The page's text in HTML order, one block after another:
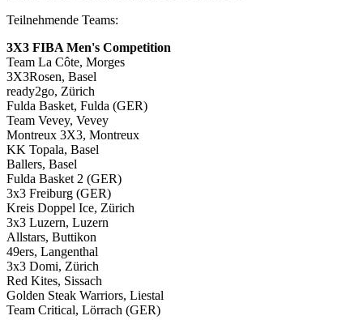
Teilnehmende Teams:
3X3 FIBA Men's Competition
Team La Côte, Morges
3X3Rosen, Basel
ready2go, Zürich
Fulda Basket, Fulda (GER)
Team Vevey, Vevey
Montreux 3X3, Montreux
KK Topala, Basel
Ballers, Basel
Fulda Basket 2 (GER)
3x3 Freiburg (GER)
Kreis Doppel Ice, Zürich
3x3 Luzern, Luzern
Allstars, Buttikon
49ers, Langenthal
3x3 Domi, Zürich
Red Kites, Sissach
Golden Steak Warriors, Liestal
Team Critical, Lörrach (GER)